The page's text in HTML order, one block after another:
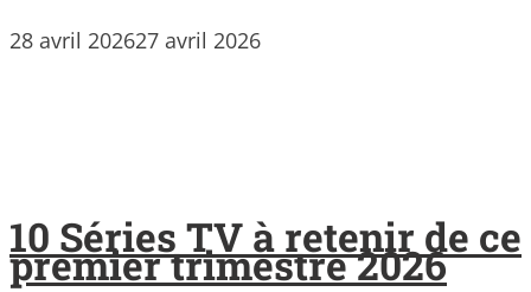
28 avril 202627 avril 2026
10 Séries TV à retenir de ce
premier trimestre 2026